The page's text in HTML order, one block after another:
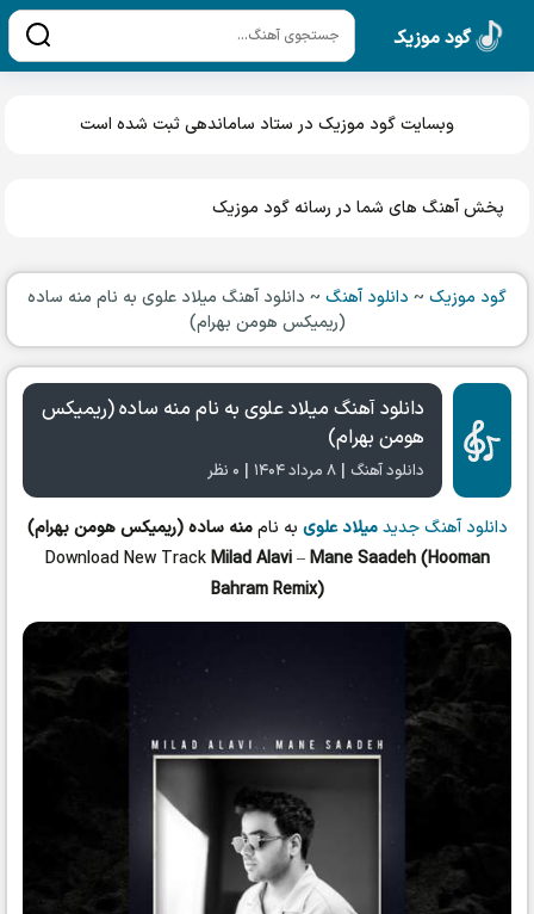
گود موزیک
وبسایت گود موزیک در ستاد ساماندهی ثبت شده است
پخش آهنگ های شما در رسانه گود موزیک
گود موزیک ~ دانلود آهنگ ~ دانلود آهنگ میلاد علوی به نام منه ساده
(ریمیکس هومن بهرام)
دانلود آهنگ میلاد علوی به نام منه ساده (ریمیکس
هومن بهرام)
دانلود آهنگ | ۸ مرداد ۱۴۰۴ | ۰ نظر
دانلود آهنگ جدید میلاد علوی به ناممنه ساده (ریمیکس هومن بهرام)
Download New TrackMilad Alavi–Mane Saadeh (Hooman
Bahram Remix)